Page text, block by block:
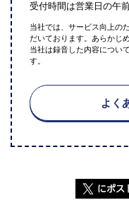
受付時間は営業日の午
当社では、サービス向上の
だいております。あらかじ
当社は録音した内容につい
す。
よく